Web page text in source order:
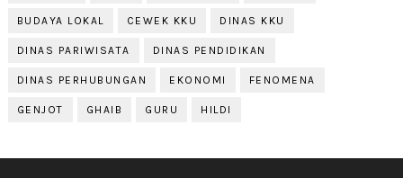
BUDAYA LOKAL CEWEK KKU DINAS KKU
DINAS PARIWISATA DINAS PENDIDIKAN
DINAS PERHUBUNGAN EKONOMI FENOMENA
GENJOT GHAIB GURU HILDI